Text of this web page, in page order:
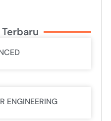
ENGINEERING